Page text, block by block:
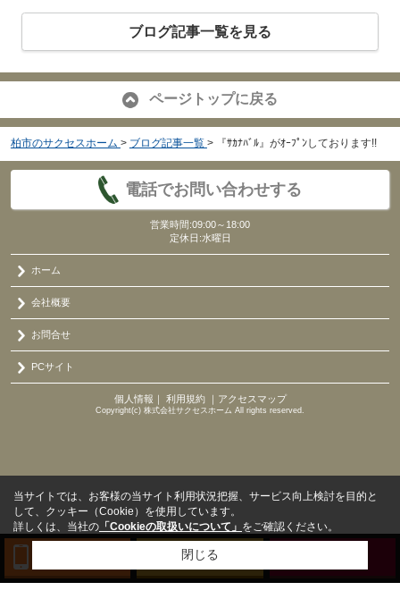
ブログ記事一覧を見る
ページトップに戻る
柏市のサクセスホーム > ブログ記事一覧 > 『ｻｶﾅﾊﾞﾙ』がｵｰﾌﾟﾝしております!!
電話でお問い合わせする
営業時間:09:00～18:00
定休日:水曜日
ホーム
会社概要
お問合せ
PCサイト
個人情報 ｜ 利用規約｜ アクセスマップ
Copyright(c) 株式会社サクセスホーム All rights reserved.
来店予約
当サイトでは、お客様の当サイト利用状況把握、サービス向上検討を目的と
して、クッキー（Cookie）を使用しています。
詳しくは、当社の 「Cookieの取扱いについて」 をご確認ください。
閉じる